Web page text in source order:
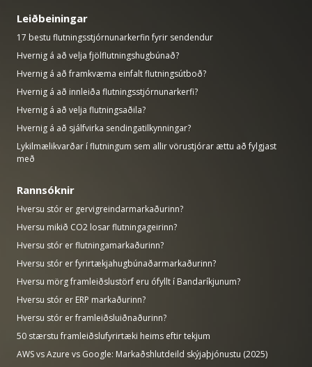
Leiðbeiningar
17 bestu flutningsstjórnunarkerfin fyrir sendendur
Hvernig á að velja fjölflutningshugbúnað?
Hvernig á að framkvæma einfalt flutningsútboð?
Hvernig á að innleiða flutningsstjórnunarkerfi?
Hvernig á að velja flutningsaðila?
Hvernig á að sjálfvirka sendingatilkynningar?
Lykilmælikvarðar í flutningum sem allir vörustjórar ættu að fylgjast
með
Rannsóknir
Hversu stór er gervigreindarmarkaðurinn?
Hversu mikið CO2 losar flutningageirinn?
Hversu stór er flutningamarkaðurinn?
Hversu stór er fyrirtækjahugbúnaðarmarkaðurinn?
Hversu mörg framleiðslustörf eru ófyllt í Bandaríkjunum?
Hversu stór er ERP markaðurinn?
Hversu stór er framleiðsluiðnaðurinn?
50 stærstu framleiðslufyrirtæki heims eftir tekjum
AWS vs Azure vs Google: Markaðshlutdeild skýjaþjónustu (2025)